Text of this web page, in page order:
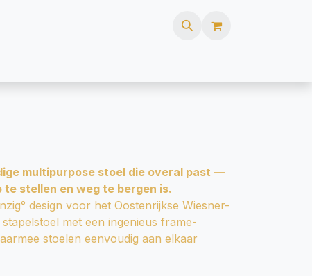
multipurpose stoel die overal past —
te stellen en weg te bergen is.
design voor het Oostenrijkse Wiesner-
met een ingenieus frame-
stoelen eenvoudig aan elkaar